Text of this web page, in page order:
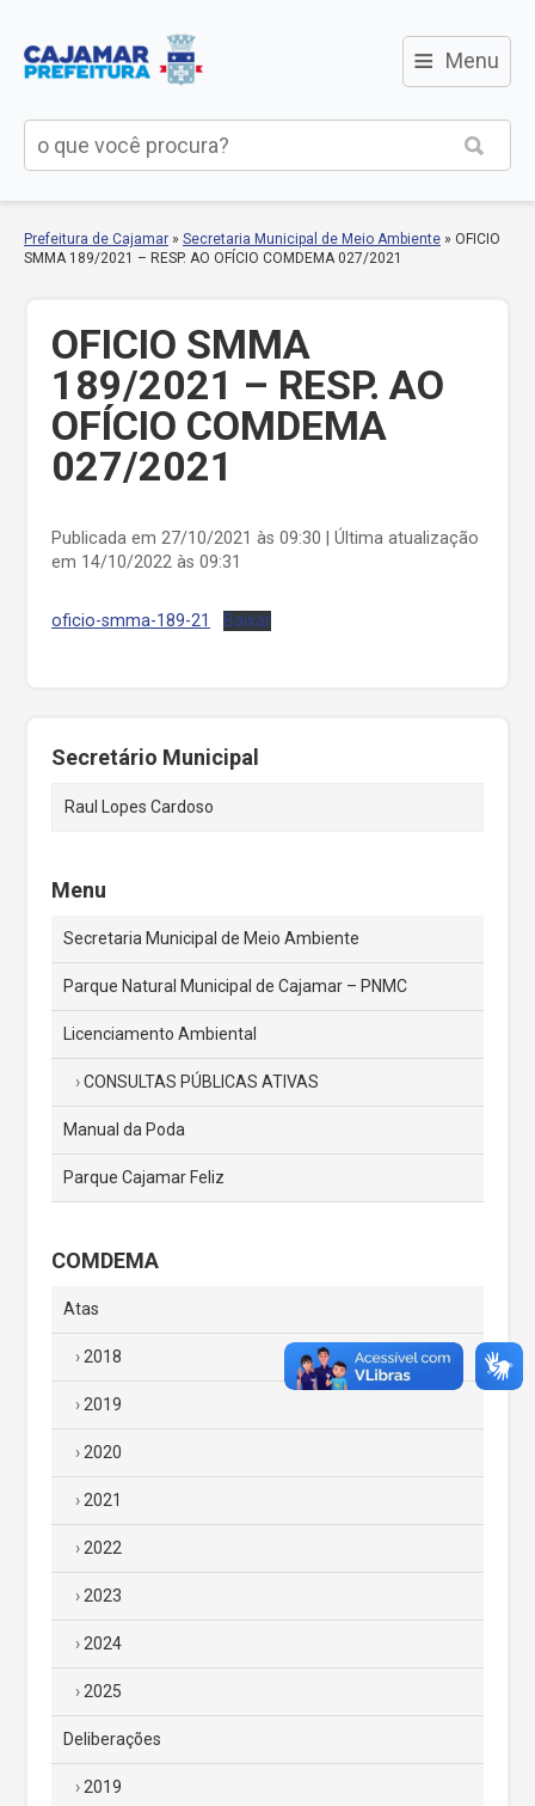
≡ Menu
Prefeitura de Cajamar » Secretaria Municipal de Meio Ambiente » OFICIO
SMMA 189/2021 – RESP. AO OFÍCIO COMDEMA 027/2021
OFICIO SMMA
189/2021 – RESP. AO
OFÍCIO COMDEMA
027/2021
Publicada em 27/10/2021 às 09:30 | Última atualização
em 14/10/2022 às 09:31
oficio-smma-189-21 Baixar
Secretário Municipal
Raul Lopes Cardoso
Menu
Secretaria Municipal de Meio Ambiente
Parque Natural Municipal de Cajamar – PNMC
Licenciamento Ambiental
CONSULTAS PÚBLICAS ATIVAS
Manual da Poda
Parque Cajamar Feliz
COMDEMA
Atas
2018
2019
2020
2021
2022
2023
2024
2025
Deliberações
2019